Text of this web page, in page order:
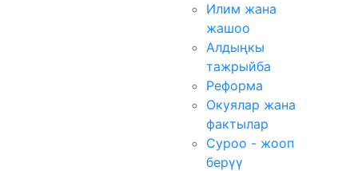
Илим жана
жашоо
Алдыңкы
тажрыйба
Реформа
Окуялар жана
фактылар
Суроо - жооп
берүү